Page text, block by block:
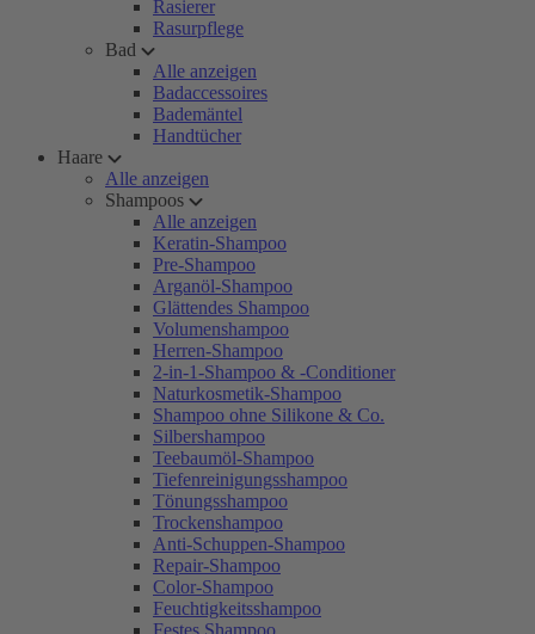
Rasierer
Rasurpflege
Bad
Alle anzeigen
Badaccessoires
Bademäntel
Handtücher
Haare
Alle anzeigen
Shampoos
Alle anzeigen
Keratin-Shampoo
Pre-Shampoo
Arganöl-Shampoo
Glättendes Shampoo
Volumenshampoo
Herren-Shampoo
2-in-1-Shampoo & -Conditioner
Naturkosmetik-Shampoo
Shampoo ohne Silikone & Co.
Silbershampoo
Teebaumöl-Shampoo
Tiefenreinigungsshampoo
Tönungsshampoo
Trockenshampoo
Anti-Schuppen-Shampoo
Repair-Shampoo
Color-Shampoo
Feuchtigkeitsshampoo
Festes Shampoo